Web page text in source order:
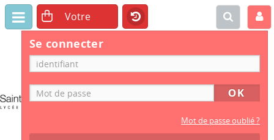
CDI
LYCÉE
PROFESSIONNEL
Se connecter
Mot de passe oublié ?